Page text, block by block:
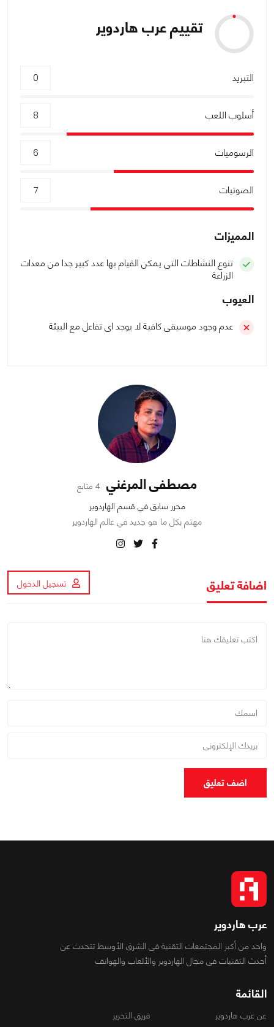
تقييم عرب هاردوير
التبريد 0
أسلوب اللعب 8
الرسوميات 6
الصوتيات 7
المميزات
تنوع النشاطات التى يمكن القيام بها عدد كبير جدا من معدات
الزراعة
العيوب
عدم وجود موسيقى كافية لا يوجد اى تفاعل مع البيئة
مصطفى المرغني 4 متابع
محرر سابق في قسم الهاردوير
مهتم بكل ما هو جديد في عالم الهاردوير
اضافة تعليق تسجيل الدخول
اضف تعليق
عرب هاردوير
واحد من أكبر المجتمعات التقنية فى الشرق الأوسط تتحدث عن
أحدث التقنيات فى مجال الهاردوير والألعاب والهواتف
القائمة
عن عرب هاردوير فريق التحرير